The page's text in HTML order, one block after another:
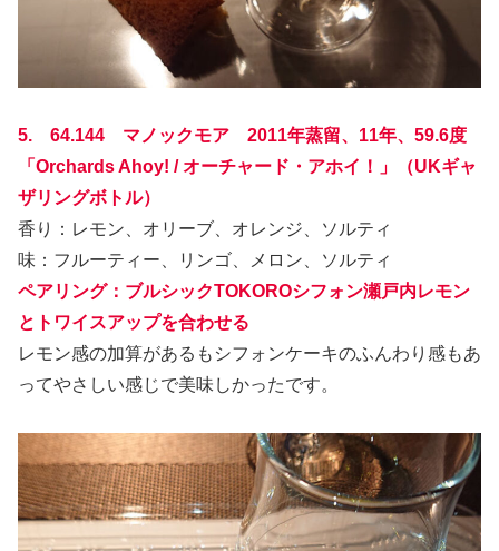
5. 64.144 マノックモア 2011年蒸留、11年、59.6度
「Orchards Ahoy! / オーチャード・アホイ！」
（UKギャ
ザリングボトル）
香り：レモン、オリーブ、オレンジ、ソルティ
味：フルーティー、リンゴ、メロン、ソルティ
ペアリング：ブルシックTOKOROシフォン瀬戸内レモン
とトワイスアップを合わせる
レモン感の加算があるもシフォンケーキのふんわり感もあ
ってやさしい感じで美味しかったです。